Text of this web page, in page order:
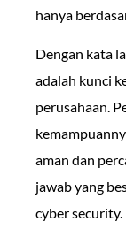
hanya
Dengan kata
adalah kunci
perusahaan.
aman dan
jawab yang
cyber security.